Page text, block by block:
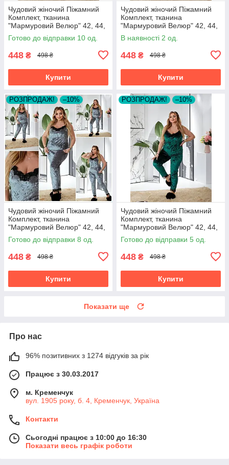
Чудовий жіночий Піжамний
Комплект, тканина
"Мармуровий Велюр" 42, 44,
46, 48, 50, 52, 54 розмір 42
Готово до відправки 10 од.
448 ₴ 498 ₴
Купити
Чудовий жіночий Піжамний
Комплект, тканина
"Мармуровий Велюр" 42, 44,
46, 48, 50, 52, 54 розмір 42
В наявності 2 од.
448 ₴ 498 ₴
Купити
РОЗПРОДАЖ! –10%
Чудовий жіночий Піжамний
Комплект, тканина
"Мармуровий Велюр" 42, 44,
46, 48, 50, 52, 54 розмір 42
Готово до відправки 8 од.
448 ₴ 498 ₴
Купити
РОЗПРОДАЖ! –10%
Чудовий жіночий Піжамний
Комплект, тканина
"Мармуровий Велюр" 42, 44,
46, 48, 50, 52, 54 розмір 42
Готово до відправки 5 од.
448 ₴ 498 ₴
Купити
Показати ще
Про нас
96% позитивних з 1274 відгуків за рік
Працює з 30.03.2017
м. Кременчук
вул. 1905 року, б. 4, Кременчук, Україна
Контакти
Сьогодні працює з 10:00 до 16:30
Показати весь графік роботи